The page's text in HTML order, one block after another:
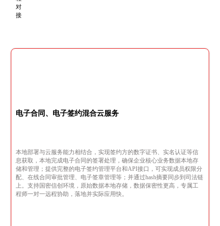
电子合同、电子签约混合云服务
本地部署与云服务能力相结合，实现签约方的数字证书、实名认证等信
息获取，本地完成电子合同的签署处理，确保企业核心业务数据本地存
储和管理；提供完整的电子签约管理平台和API接口，可实现成员权限分
配、在线合同审批管理、电子签章管理等；并通过hash摘要同步到司法链
上。支持国密信创环境，原始数据本地存储，数据保密性更高，专属工
程师一对一远程协助，落地并实际应用快。